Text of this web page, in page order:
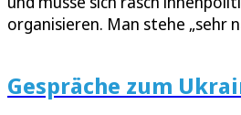
organisieren. Man stehe „sehr
Gespräche zum